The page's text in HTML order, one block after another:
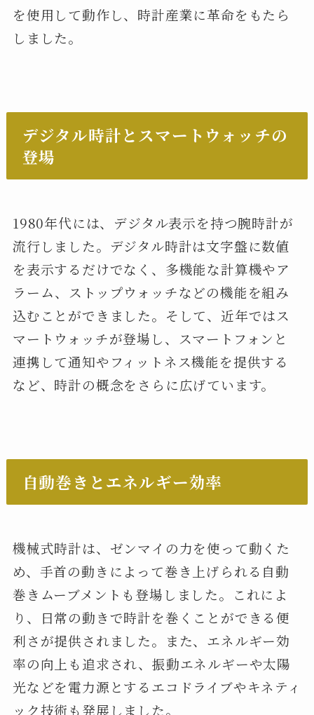
を使用して動作し、時計産業に革命をもたら
しました。
デジタル時計とスマートウォッチの
登場
1980年代には、デジタル表示を持つ腕時計が
流行しました。デジタル時計は文字盤に数値
を表示するだけでなく、多機能な計算機やア
ラーム、ストップウォッチなどの機能を組み
込むことができました。そして、近年ではス
マートウォッチが登場し、スマートフォンと
連携して通知やフィットネス機能を提供する
など、時計の概念をさらに広げています。
自動巻きとエネルギー効率
機械式時計は、ゼンマイの力を使って動くた
め、手首の動きによって巻き上げられる自動
巻きムーブメントも登場しました。これによ
り、日常の動きで時計を巻くことができる便
利さが提供されました。また、エネルギー効
率の向上も追求され、振動エネルギーや太陽
光などを電力源とするエコドライブやキネティ
ック技術も発展しました。